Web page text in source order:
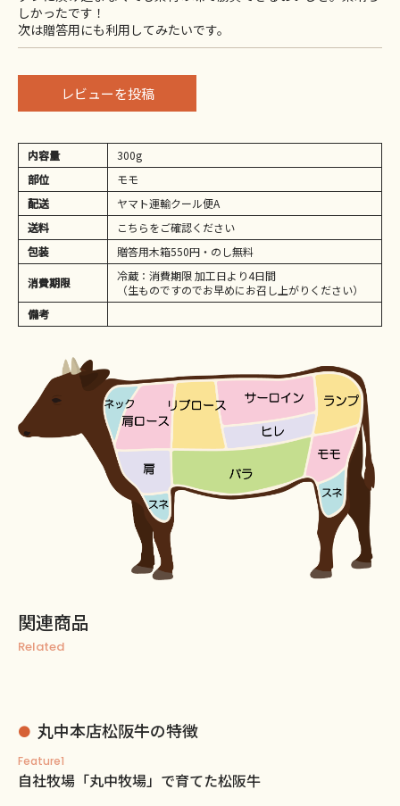
しかったです！
次は贈答用にも利用してみたいです。
レビューを投稿
内容量
300g
部位
モモ
配送
ヤマト運輸クール便A
送料
こちらをご確認ください
包装
贈答用木箱550円・のし無料
消費期限
冷蔵：消費期限 加工日より4日間
（生ものですのでお早めにお召し上がりください）
備考
関連商品
Related
丸中本店松阪牛の特徴
Feature1
自社牧場「丸中牧場」で育てた松阪牛